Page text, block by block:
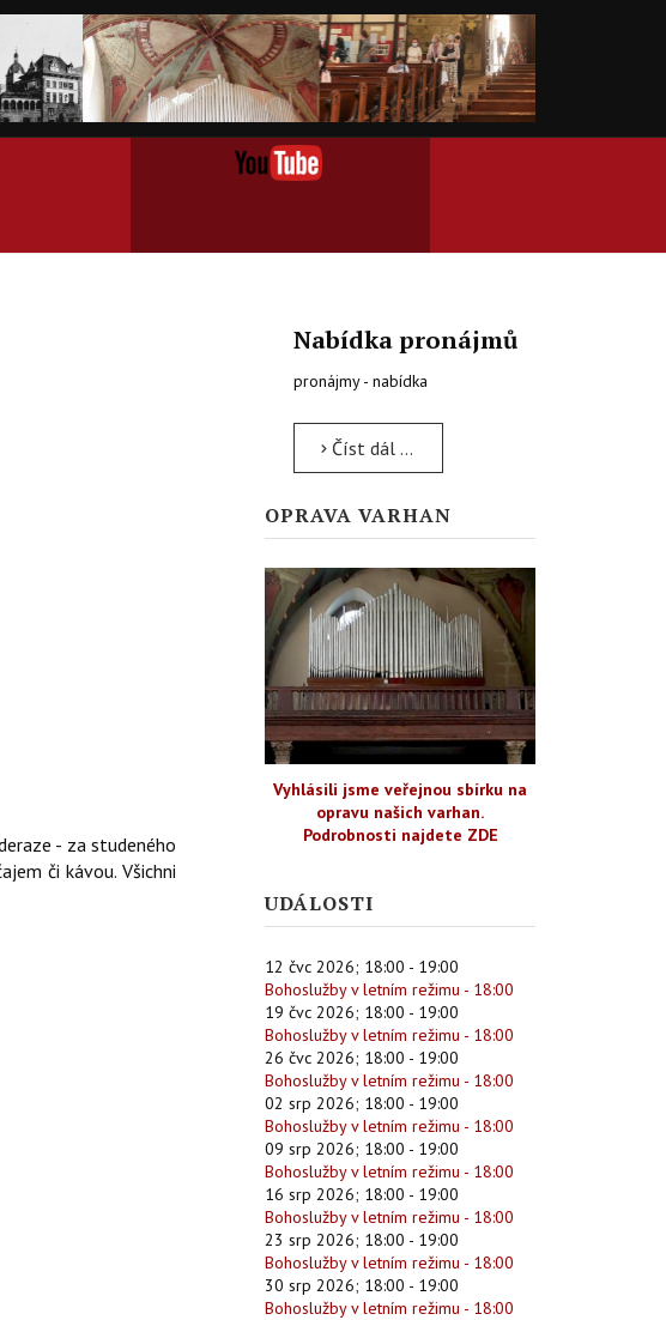
- za studeného
či kávou. Všichni
Nabídka pronájmů
pronájmy - nabídka
Číst dál …
OPRAVA VARHAN
Vyhlásili jsme veřejnou sbírku na
opravu našich varhan.
Podrobnosti najdete ZDE
UDÁLOSTI
12 čvc 2026; 18:00 - 19:00
Bohoslužby v letním režimu - 18:00
19 čvc 2026; 18:00 - 19:00
Bohoslužby v letním režimu - 18:00
26 čvc 2026; 18:00 - 19:00
Bohoslužby v letním režimu - 18:00
02 srp 2026; 18:00 - 19:00
Bohoslužby v letním režimu - 18:00
09 srp 2026; 18:00 - 19:00
Bohoslužby v letním režimu - 18:00
16 srp 2026; 18:00 - 19:00
Bohoslužby v letním režimu - 18:00
23 srp 2026; 18:00 - 19:00
Bohoslužby v letním režimu - 18:00
30 srp 2026; 18:00 - 19:00
Bohoslužby v letním režimu - 18:00